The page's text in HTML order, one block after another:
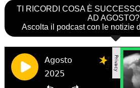
TI RICORDI COSA È
AD AGOSTO?
Ascolta il podcast con le notizie